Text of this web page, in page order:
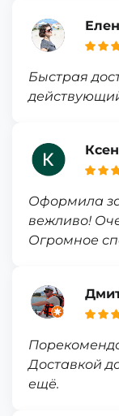
Быстрая
Оформила
вежливо!
Огромное
Доставкой
ещё.